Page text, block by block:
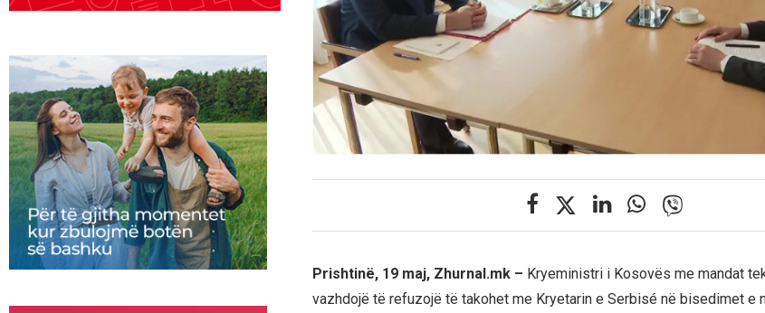
Prishtinë, 19 maj, Zhurnal.mk – Kryeministri i Kosovës me mandat
vazhdojë të refuzojë të takohet me Kryetarin e Serbisé në bisedimet e